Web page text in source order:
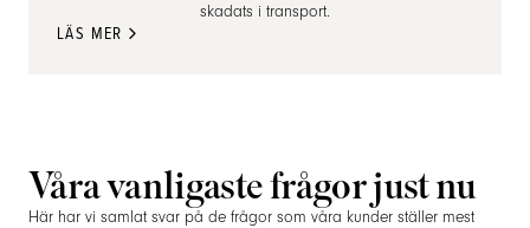
skadats i transport.
LÄS MER
Våra vanligaste frågor just nu
Här har vi samlat svar på de frågor som våra kunder ställer mest